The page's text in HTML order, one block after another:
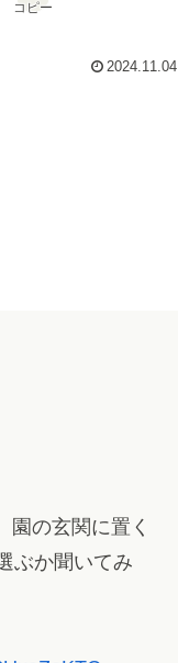
コピー
2024.11.04
園の玄関に置く
ぶか聞いてみ